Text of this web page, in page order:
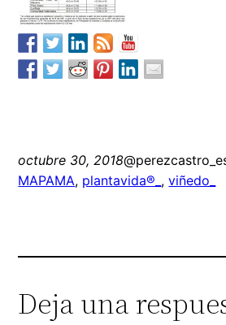
octubre 30, 2018
MAPAMA, plantavida®_ , viñedo_
Deja una